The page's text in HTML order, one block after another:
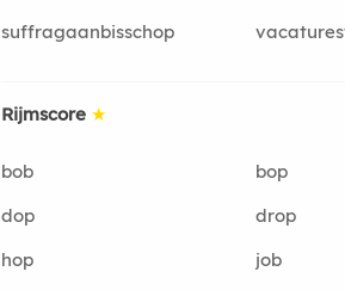
suffragaanbisschop
Rijmscore ★
bob bop
dop
drop
hop
job